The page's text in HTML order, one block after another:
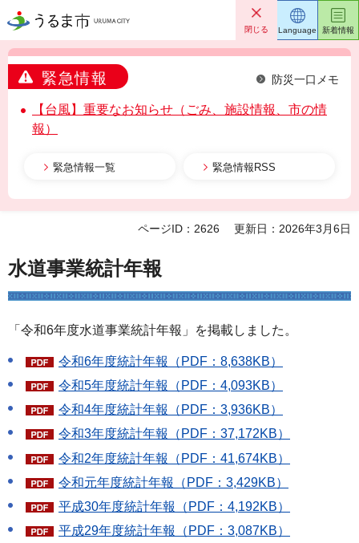
うるま市 閉じる
緊急情報 防災一口メモ
【台風】重要なお知らせ（ごみ、施設情報、市の情
報）
緊急情報一覧 緊急情報RSS
Language 新着情報
ページID：2626 更新日：2026年3月6日
水道事業統計年報
「令和6年度水道事業統計年報」を掲載しました。
令和6年度統計年報（PDF：8,638KB）
令和5年度統計年報（PDF：4,093KB）
令和4年度統計年報（PDF：3,936KB）
令和3年度統計年報（PDF：37,172KB）
令和2年度統計年報（PDF：41,674KB）
令和元年度統計年報（PDF：3,429KB）
平成30年度統計年報（PDF：4,192KB）
平成29年度統計年報（PDF：3,087KB）